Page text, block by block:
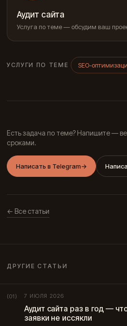
Аудит сайта
Услуга по теме — обсудим ваш
УСЛУГИ ПО ТЕМЕ SEO-
Есть задача по теме? Напишите —
сроками.
Написать в Telegram→
← Все статьи
ДРУГИЕ СТАТЬИ
(01) 7 ИЮЛЯ 2026
Аудит сайта раз в год —
заявки не иссякли